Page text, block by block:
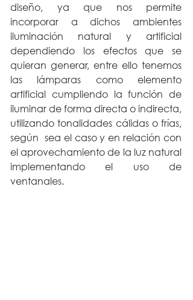
diseño, ya que nos permite
incorporar a dichos ambientes
iluminación natural y artificial
dependiendo los efectos que se
quieran generar, entre ello tenemos
las lámparas como elemento
artificial cumpliendo la función de
iluminar de forma directa o indirecta,
utilizando tonalidades cálidas o frías,
según  sea el caso y en relación con
el aprovechamiento de la luz natural
implementando el uso de
ventanales.